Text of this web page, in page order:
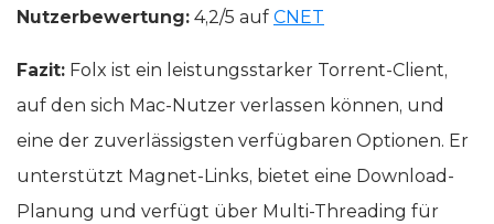
Nutzerbewertung: 4,2/5 auf CNET
Fazit: Folx ist ein leistungsstarker Torrent-Client,
auf den sich Mac-Nutzer verlassen können, und
eine der zuverlässigsten verfügbaren Optionen. Er
unterstützt Magnet-Links, bietet eine Download-
Planung und verfügt über Multi-Threading für